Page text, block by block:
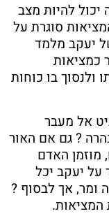
להיות מצב
סוגרת על
יעקב מלמד
כמציאות
בו כוחות
אל מעבר
? גם אם האור
מוזמן האדם
יעקב יכל
ומר, אך לבסוף ?
המציאות.